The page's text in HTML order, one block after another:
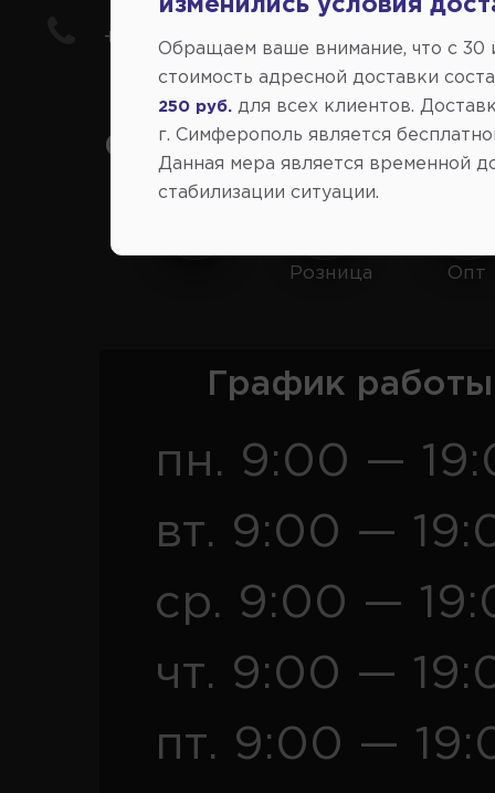
+7(978) 206-206-8
Социальные сети:
Розница Опт
График
пн. 9:00 —
вт. 9:00 —
ср. 9:00 —
чт. 9:00 —
пт. 9:00 —
изменились условия
Обращаем ваше внимание, что c 30
стоимость адресной доставки
250 руб.
для всех клиентов.
г. Симферополь является
Данная мера является временной
стабилизации ситуации.